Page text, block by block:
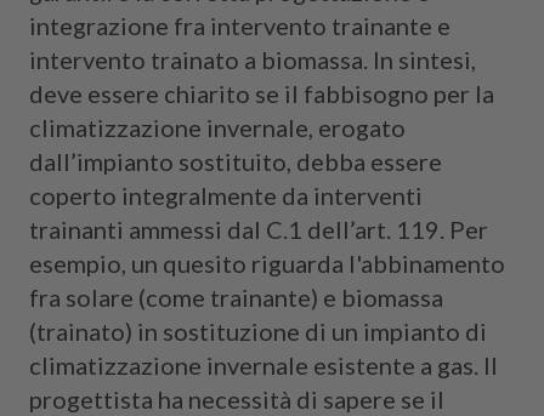
integrazione fra intervento trainante e
intervento trainato a biomassa. In sintesi,
deve essere chiarito se il fabbisogno per la
climatizzazione invernale, erogato
dall’impianto sostituito, debba essere
coperto integralmente da interventi
trainanti ammessi dal C.1 dell’art. 119. Per
esempio, un quesito riguarda l'abbinamento
fra solare (come trainante) e biomassa
(trainato) in sostituzione di un impianto di
climatizzazione invernale esistente a gas. Il
progettista ha necessità di sapere se il